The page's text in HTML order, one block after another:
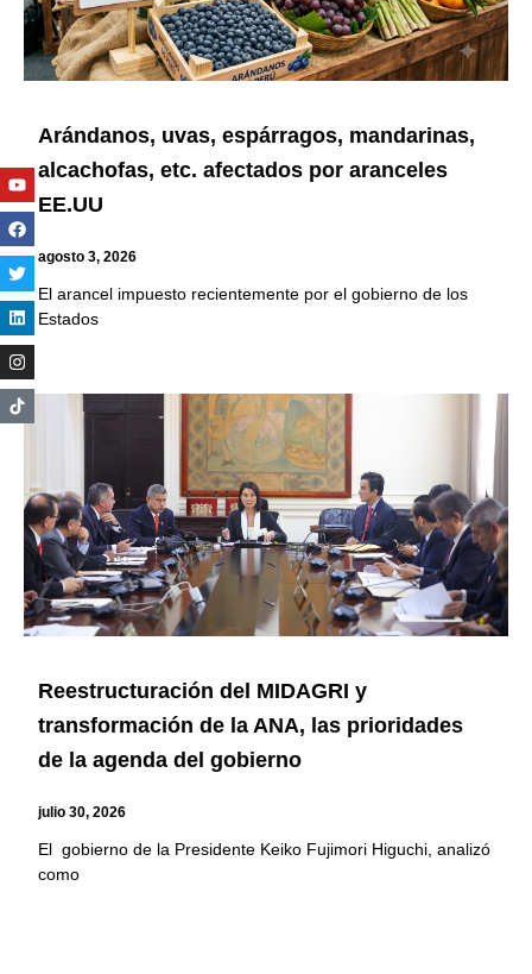
Arándanos, uvas, espárragos, mandarinas,
alcachofas, etc. afectados por aranceles
EE.UU
agosto 3, 2026
El arancel impuesto recientemente por el gobierno de los
Estados
Reestructuración del MIDAGRI y
transformación de la ANA, las prioridades
de la agenda del gobierno
julio 30, 2026
El gobierno de la Presidente Keiko Fujimori Higuchi, analizó
como
Youtube
Facebook
Twitter
Linkedin
Instagram